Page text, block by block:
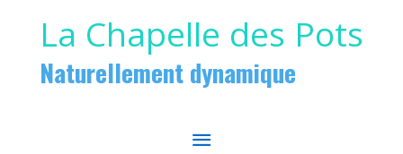
La Chapelle des Pots
Naturellement dynamique
MENU